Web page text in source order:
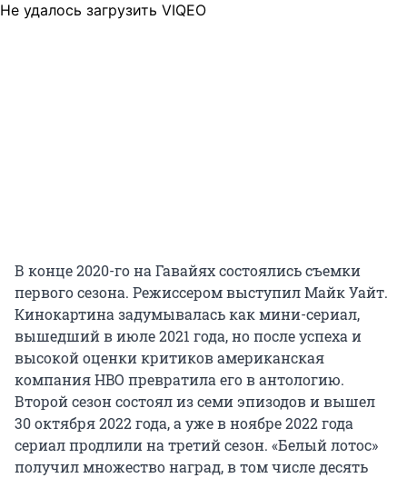
Не удалось загрузить VIQEO
В конце 2020-го на Гавайях состоялись съемки
первого сезона. Режиссером выступил Майк Уайт.
Кинокартина задумывалась как мини-сериал,
вышедший в июле 2021 года, но после успеха и
высокой оценки критиков американская
компания HBO превратила его в антологию.
Второй сезон состоял из семи эпизодов и вышел
30 октября 2022 года, а уже в ноябре 2022 года
сериал продлили на третий сезон. «Белый лотос»
получил множество наград, в том числе десять